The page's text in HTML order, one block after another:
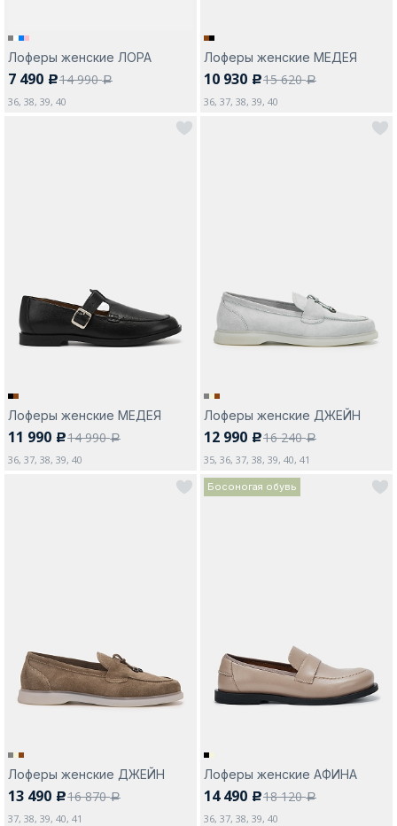
Лоферы женские ЛОРА
7 490 c14 990a
36, 38, 39, 40
Лоферы женские МЕДЕЯ
10 930 c15 620a
36, 37, 38, 39, 40
Лоферы женские МЕДЕЯ
11 990 c14 990a
36, 37, 38, 39, 40
Лоферы женские ДЖЕЙН
12 990 c16 240a
35, 36, 37, 38, 39, 40, 41
Лоферы женские ДЖЕЙН
13 490 c16 870a
37, 38, 39, 40, 41
Босоногая обувь
Лоферы женские АФИНА
14 490 c18 120a
36, 37, 38, 39, 40